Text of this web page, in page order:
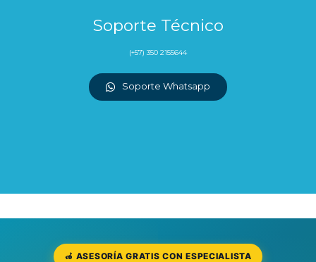
Soporte Técnico
(+57) 350 2155644
Soporte Whatsapp
🦽 ASESORÍA GRATIS CON ESPECIALISTA